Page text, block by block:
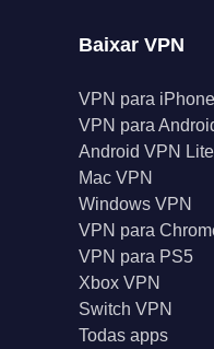
Baixar VPN
VPN para
VPN para
Android VPN Lite
Mac VPN
Windows VPN
VPN para
VPN para PS5
Xbox VPN
Switch VPN
Todas apps